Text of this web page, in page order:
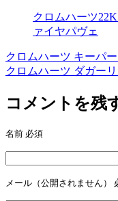
クロムハーツ
ァイヤパヴェ
投
稿
ナ
ビ
ゲ
ー
シ
クロムハーツ キーパ
クロムハーツ ダガー
コメントを残
名前 必須
メール（公開されません）